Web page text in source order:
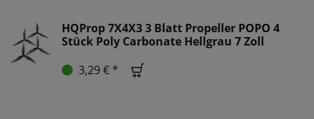
HQProp 7X4X3 3 Blatt Propeller POPO 4
Stück Poly Carbonate Hellgrau 7 Zoll
3,29 € *